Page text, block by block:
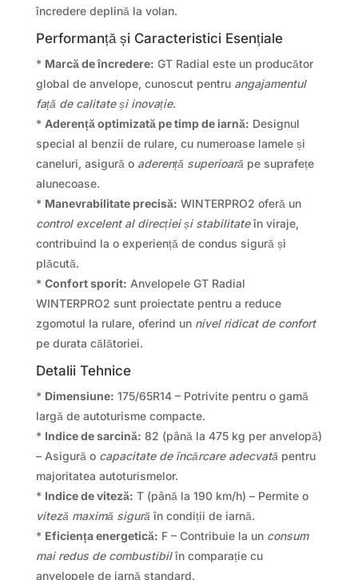
încredere deplină la volan.
Performanță și Caracteristici Esențiale
* Marcă de încredere: GT Radial este un producător
global de anvelope, cunoscut pentru angajamentul
față de calitate și inovație.
* Aderență optimizată pe timp de iarnă: Designul
special al benzii de rulare, cu numeroase lamele și
caneluri, asigură o aderență superioară pe suprafețe
alunecoase.
* Manevrabilitate precisă: WINTERPRO2 oferă un
control excelent al direcției și stabilitateîn viraje,
contribuind la o experiență de condus sigură și
plăcută.
* Confort sporit: Anvelopele GT Radial
WINTERPRO2 sunt proiectate pentru a reduce
zgomotul la rulare, oferind un nivel ridicat de confort
pe durata călătoriei.
Detalii Tehnice
* Dimensiune: 175/65R14 – Potrivite pentru o gamă
largă de autoturisme compacte.
* Indice de sarcină: 82 (până la 475 kg per anvelopă)
– Asigură o capacitate de încărcare adecvată pentru
majoritatea autoturismelor.
* Indice de viteză: T (până la 190 km/h) – Permite o
viteză maximă sigură în condiții de iarnă.
* Eficiența energetică: F – Contribuie la un consum
mai redus de combustibilîn comparație cu
anvelopele de iarnă standard.